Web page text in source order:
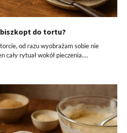
do tortu?
od razu wyobrażam sobie nie
cały rytuał wokół pieczenia.…